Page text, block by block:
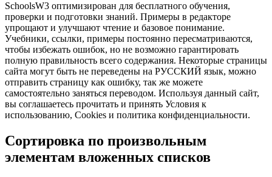
SchoolsW3 оптимизирован для бесплатного обучения,
проверки и подготовки знаний. Примеры в редакторе
упрощают и улучшают чтение и базовое понимание.
Учебники, ссылки, примеры постоянно пересматриваются,
чтобы избежать ошибок, но не возможно гарантировать
полную правильность всего содержания. Некоторые страницы
сайта могут быть не переведены на РУССКИЙ язык, можно
отправить страницу как ошибку, так же можете
самостоятельно заняться переводом. Используя данный сайт,
вы соглашаетесь прочитать и принять Условия к
использованию, Cookies и политика конфиденциальности.
Сортировка по произвольным
элементам вложенных списков